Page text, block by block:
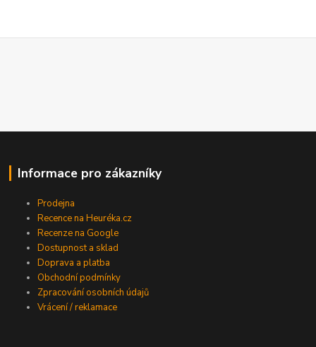
Informace pro zákazníky
Prodejna
Recence na Heuréka.cz
Recenze na Google
Dostupnost a sklad
Doprava a platba
Obchodní podmínky
Zpracování osobních údajů
Vrácení / reklamace